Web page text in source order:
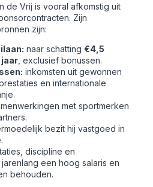
de Vrij is vooral afkomstig uit
Zijn
zijn:
naar schatting €4,5
, exclusief bonussen.
inkomsten uit gewonnen
en internationale
met sportmerken
bezit hij vastgoed in
discipline en
een hoog salaris en
behouden.